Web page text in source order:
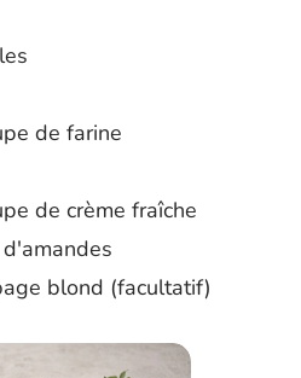
de farine
de crème fraîche
blond (facultatif)